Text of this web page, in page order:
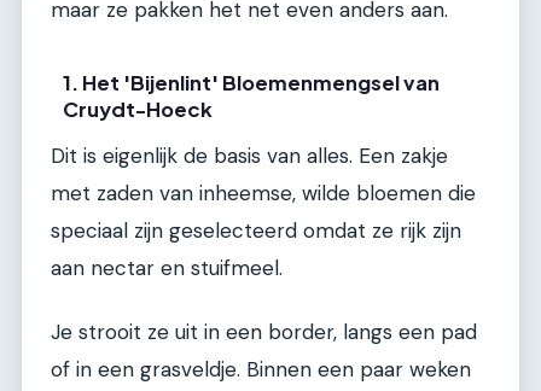
maar ze pakken het net even anders aan.
1. Het 'Bijenlint' Bloemenmengsel van
Cruydt-Hoeck
Dit is eigenlijk de basis van alles. Een zakje
met zaden van inheemse, wilde bloemen die
speciaal zijn geselecteerd omdat ze rijk zijn
aan nectar en stuifmeel.
Je strooit ze uit in een border, langs een pad
of in een grasveldje. Binnen een paar weken